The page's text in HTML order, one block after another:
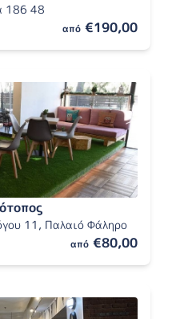
186 48
από €190,00
11, Παλαιό Φάληρο
από €80,00